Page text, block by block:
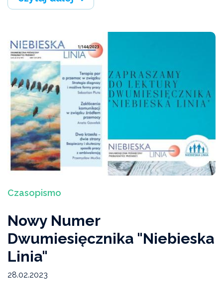
Czasopismo
Nowy Numer
Dwumiesięcznika "Niebieska
Linia"
28.02.2023